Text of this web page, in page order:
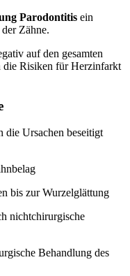
Parodontitis ein
Zähne.
auf den gesamten
die Risiken für Herzinfarkt
die Ursachen beseitigt
bis zur Wurzelglättung
nichtchirurgische
Behandlung des